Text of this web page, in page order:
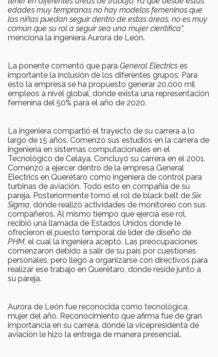
edades muy tempranas no hay modelos femeninos que
las niñas puedan seguir dentro de estas áreas, no es muy
común que su rol a seguir sea una mujer científica”,
menciona la ingeniera Aurora de León.
La ponente comentó que para General Electrics es
importante la inclusión de los diferentes grupos. Para
esto la empresa se ha propuesto generar 20,000 mil
empleos a nivel global, donde exista una representación
femenina del 50% para el año de 2020.
La ingeniera compartió el trayecto de su carrera a lo
largo de 15 años. Comenzó sus estudios en la carrera de
ingeniería en sistemas computacionales en el
Tecnológico de Celaya. Concluyó su carrera en el 2001.
Comenzó a ejercer dentro de la empresa General
Electrics en Querétaro como ingeniera de control para
turbinas de aviación. Todo esto en compañía de su
pareja. Posteriormente tomó el rol de black belt de Six
Sigma , dónde realizó actividades de monitoreo con sus
compañeros. Al mismo tiempo que ejercía ese rol,
recibió una llamada de Estados Unidos donde le
ofrecieron el puesto temporal de líder de diseño de
PHM, el cual la ingeniera aceptó. Las preocupaciones
comenzaron debido a salir de su país por cuestiones
personales, pero llegó a organizarse con directivos para
realizar ese trabajo en Querétaro, donde reside junto a
su pareja.
Aurora de León fue reconocida como tecnológica,
mujer del año. Reconocimiento que afirma fue de gran
importancia en su carrera, donde la vicepresidenta de
aviación le hizo la entrega de manera presencial.